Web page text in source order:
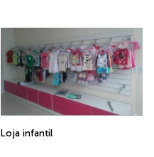
Loja infantil